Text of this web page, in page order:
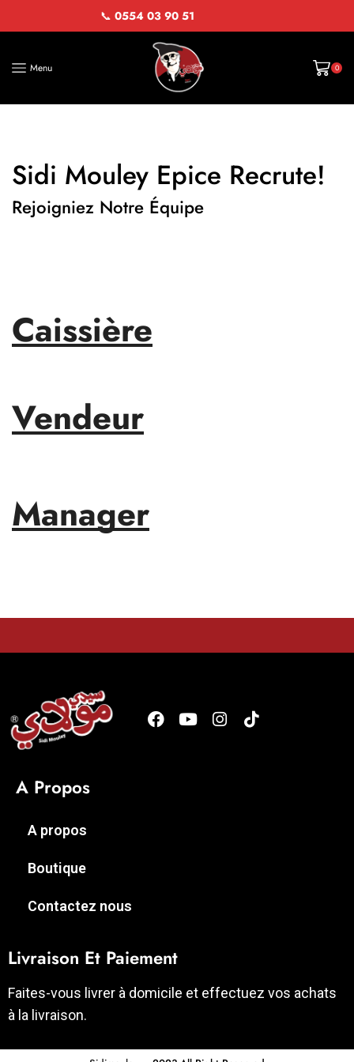
📞 0554 03 90 51
Menu 0
Sidi Mouley Epice Recrute!
Rejoigniez Notre Équipe
Caissière
Vendeur
Manager
A Propos
A propos
Boutique
Contactez nous
Livraison Et Paiement
Faites-vous livrer à domicile et effectuez vos achats
à la livraison.